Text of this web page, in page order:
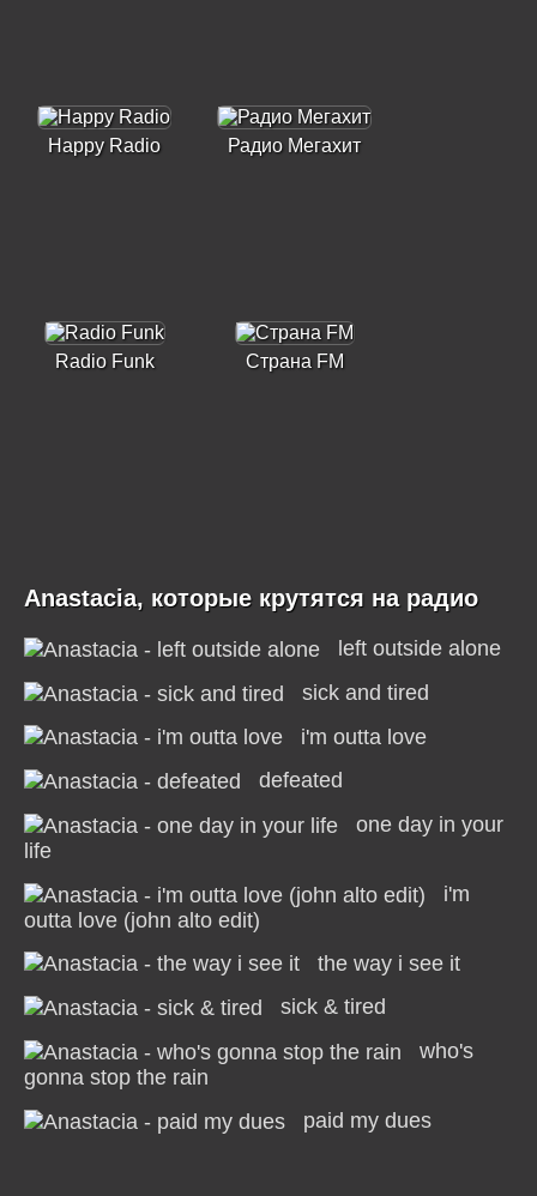
Happy Radio Радио Мегахит
Radio Funk Страна FM
Anastacia, которые крутятся на радио
left outside alone
sick and tired
i'm outta love
defeated
one day in your
life
i'm
outta love (john alto edit)
the way i see it
sick & tired
who's
gonna stop the rain
paid my dues